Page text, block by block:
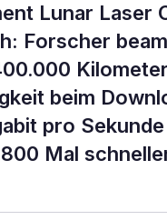
Lunar Laser
Forscher
beim
pro
Mal